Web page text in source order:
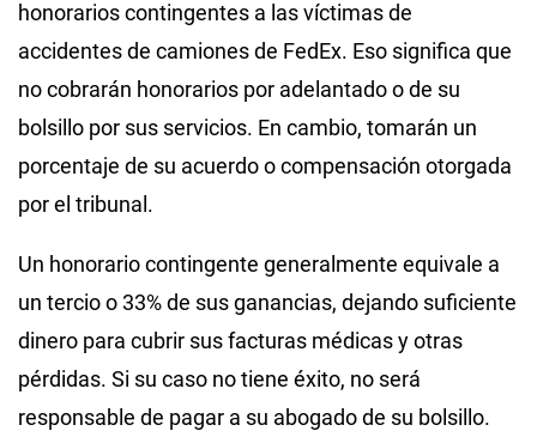
honorarios contingentes a las víctimas de
accidentes de camiones de FedEx. Eso significa que
no cobrarán honorarios por adelantado o de su
bolsillo por sus servicios. En cambio, tomarán un
porcentaje de su acuerdo o compensación otorgada
por el tribunal.
Un honorario contingente generalmente equivale a
un tercio o 33% de sus ganancias, dejando suficiente
dinero para cubrir sus facturas médicas y otras
pérdidas. Si su caso no tiene éxito, no será
responsable de pagar a su abogado de su bolsillo.